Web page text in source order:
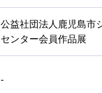
公益社団法人鹿児島市
センター会員作品展
-